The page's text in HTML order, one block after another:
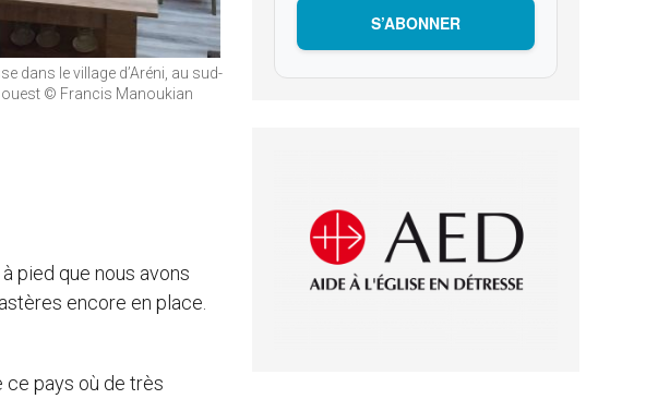
dans le village d’Aréni, au sud-
ouest © Francis Manoukian
pied que nous avons
encore en place.
ce pays où de très
S’ABONNER